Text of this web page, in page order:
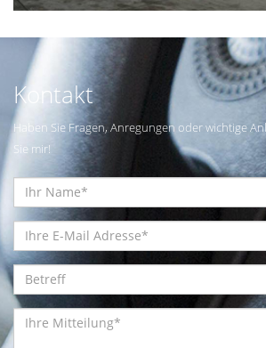
Kontakt
Haben Sie Fragen, Anregungen oder wichtige
Sie mir!